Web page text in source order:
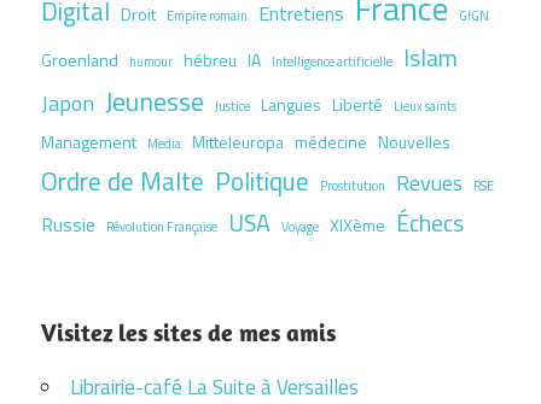
Digital Droit Empire romain Entretiens GIGN
Groenland humour hébreu IA Intelligence artificielle Islam
Japon Jeunesse Justice Langues Liberté Lieux saints
Management Media Mitteleuropa médecine Nouvelles
Ordre de Malte Politique Prostitution Revues RSE
Russie Révolution Française USA Voyage XIXème Échecs
Visitez les sites de mes amis
Librairie-café La Suite à Versailles